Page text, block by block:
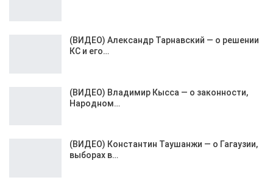
(ВИДЕО) Александр Тарнавский — о решении
КС и его…
(ВИДЕО) Владимир Кысса — о законности,
Народном…
(ВИДЕО) Константин Таушанжи — о Гагаузии,
выборах в…